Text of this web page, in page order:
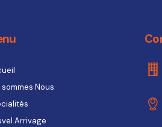
sommes Nous
Arrivage